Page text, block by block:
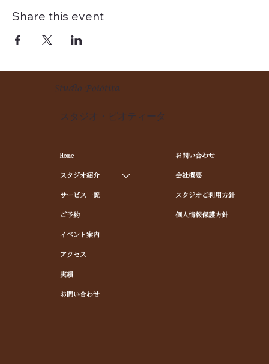
Share this event
Studio Poiótita
スタジオ・ピオティータ
お問い合わせ
会社概要
スタジオご利用方針
個人情報保護方針
Home
スタジオ紹介
サービス一覧
ご予約
イベント案内
アクセス
実績
お問い合わせ